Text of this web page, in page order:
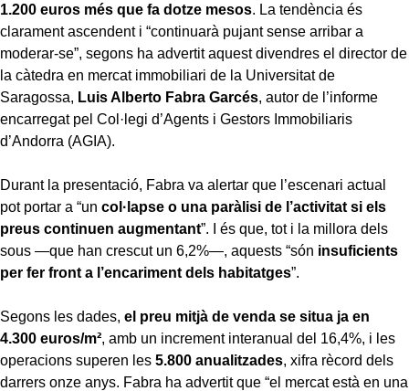
1.200 euros més que fa dotze mesos. La tendència és
clarament ascendent i “continuarà pujant sense arribar a
moderar-se”, segons ha advertit aquest divendres el director de
la càtedra en mercat immobiliari de la Universitat de
Saragossa, Luis Alberto Fabra Garcés, autor de l’informe
encarregat pel Col·legi d’Agents i Gestors Immobiliaris
d’Andorra (AGIA).
Durant la presentació, Fabra va alertar que l’escenari actual
pot portar a “un col·lapse o una paràlisi de l’activitat si els
preus continuen augmentant”. I és que, tot i la millora dels
sous —que han crescut un 6,2%—, aquests “són insuficients
per fer front a l’encariment dels habitatges”.
Segons les dades, el preu mitjà de venda se situa ja en
4.300 euros/m², amb un increment interanual del 16,4%, i les
operacions superen les 5.800 anualitzades, xifra rècord dels
darrers onze anys. Fabra ha advertit que “el mercat està en una